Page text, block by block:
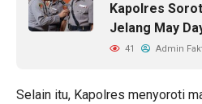
Kapolres
Jelang May
41 Admin
Selain itu, Kapolres menyoroti